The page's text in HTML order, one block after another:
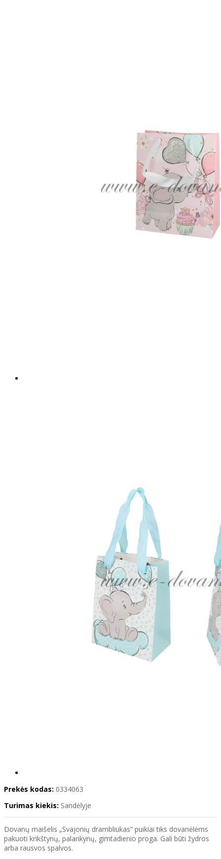
Prekės kodas: 0334063
Turimas kiekis: Sandėlyje
Dovanų maišelis „Svajonių drambliukas” puikiai tiks dovanėlėms
pakuoti krikštynų, palankynų, gimtadienio proga. Gali būti žydros
arba rausvos spalvos.